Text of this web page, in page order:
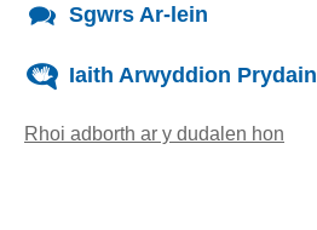
Sgwrs Ar-lein
Iaith Arwyddion Prydain
Rhoi adborth ar y dudalen hon